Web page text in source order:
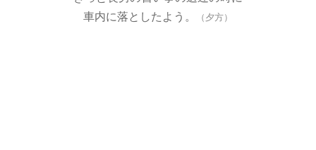
車内に落としたよう。
（夕方）